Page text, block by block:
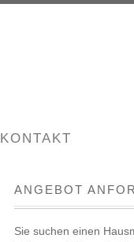
KONTAKT
ANGEBOT
Sie suchen einen